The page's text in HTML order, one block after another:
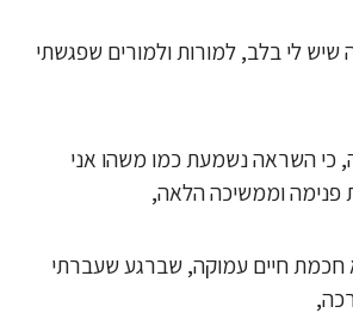
לי בלב, למורות ולמורים שפגשתי
כי השראה נשמעת כמו משהו אני
פנימה וממשיכה הלאה,
חיים עמוקה, שברגע שעברתי